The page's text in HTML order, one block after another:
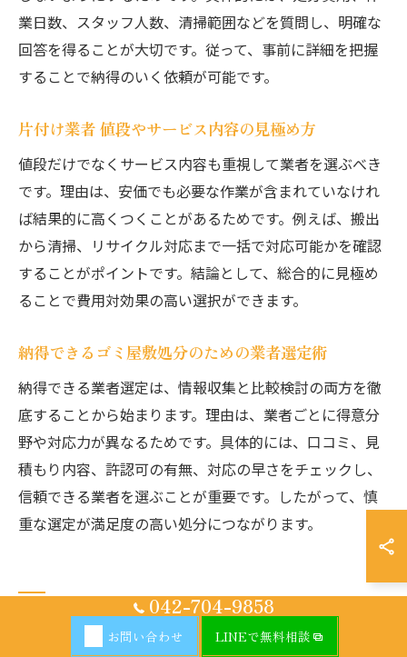
業日数、スタッフ人数、清掃範囲などを質問し、明確な
回答を得ることが大切です。従って、事前に詳細を把握
することで納得のいく依頼が可能です。
片付け業者 値段やサービス内容の見極め方
値段だけでなくサービス内容も重視して業者を選ぶべき
です。理由は、安価でも必要な作業が含まれていなけれ
ば結果的に高くつくことがあるためです。例えば、搬出
から清掃、リサイクル対応まで一括で対応可能かを確認
することがポイントです。結論として、総合的に見極め
ることで費用対効果の高い選択ができます。
納得できるゴミ屋敷処分のための業者選定術
納得できる業者選定は、情報収集と比較検討の両方を徹
底することから始まります。理由は、業者ごとに得意分
野や対応力が異なるためです。具体的には、口コミ、見
積もり内容、許認可の有無、対応の早さをチェックし、
信頼できる業者を選ぶことが重要です。したがって、慎
重な選定が満足度の高い処分につながります。
清潔な住まいを維持するための片付
042-704-9858
お問い合わせ LINEで無料相談